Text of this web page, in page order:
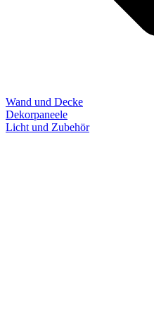
Wand und Decke
Dekorpaneele
Licht und Zubehör